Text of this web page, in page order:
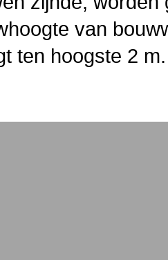
van
ten hoogste 2 m.